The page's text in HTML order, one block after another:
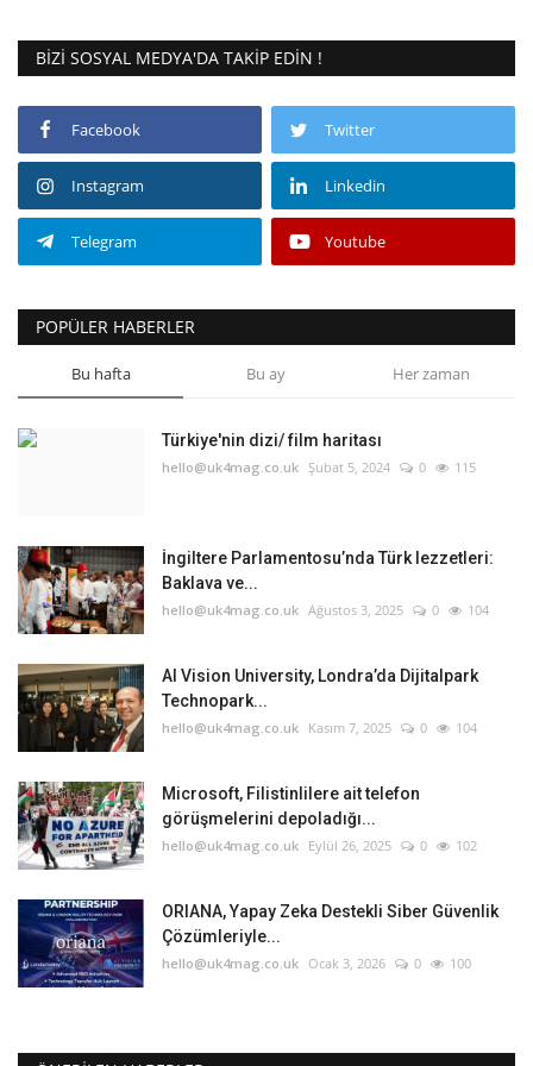
BIZI SOSYAL MEDYA'DA TAKIP EDIN !
Facebook Twitter
Instagram Linkedin
Telegram Youtube
POPÜLER HABERLER
Bu hafta Bu ay Her zaman
Türkiye'nin dizi/ film haritası
hello@uk4mag.co.uk Şubat 5, 2024 0 115
İngiltere Parlamentosu’nda Türk lezzetleri:
Baklava ve...
hello@uk4mag.co.uk Ağustos 3, 2025 0 104
AI Vision University, Londra’da Dijitalpark
Technopark...
hello@uk4mag.co.uk Kasım 7, 2025 0 104
Microsoft, Filistinlilere ait telefon
görüşmelerini depoladığı...
hello@uk4mag.co.uk Eylül 26, 2025 0 102
ORIANA, Yapay Zeka Destekli Siber Güvenlik
Çözümleriyle...
hello@uk4mag.co.uk Ocak 3, 2026 0 100